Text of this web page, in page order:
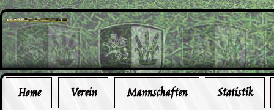
Home Verein Mannschaften
Statistik